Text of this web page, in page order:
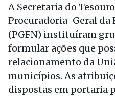
A Secretaria do
Procuradoria-Geral da
(PGFN) instituíram
formular ações que
relacionamento da
municípios. As
dispostas em portaria